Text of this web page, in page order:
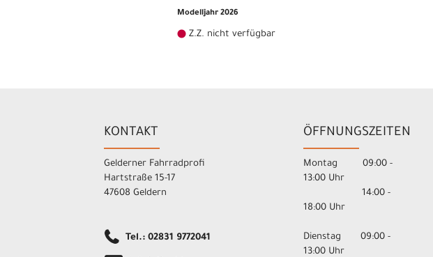
Modelljahr 2026
Z.Z. nicht verfügbar
KONTAKT
Gelderner Fahrradprofi
Hartstraße 15-17
47608 Geldern
Tel.: 02831 9772041
ÖFFNUNGSZEITEN
Montag 09:00 -
13:00 Uhr
14:00 -
18:00 Uhr
Dienstag 09:00 -
13:00 Uhr